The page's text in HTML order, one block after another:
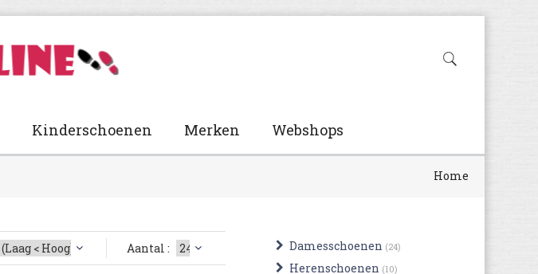
Kinderschoenen Merken Webshops
Home
Damesschoenen (24)
Herenschoenen (10)
Aantal :